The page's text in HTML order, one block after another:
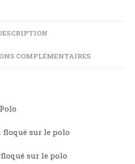
COMPLÉMENTAIRES
floqué sur le polo
sur le polo